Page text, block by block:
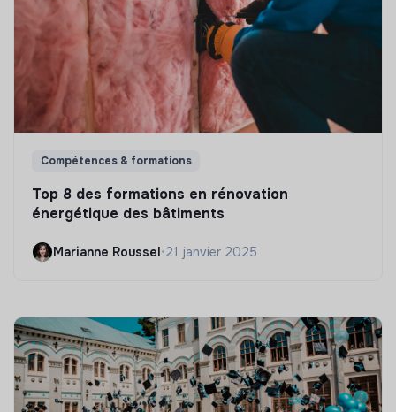
Compétences & formations
Top 8 des formations en rénovation
énergétique des bâtiments
Marianne Roussel•21 janvier 2025